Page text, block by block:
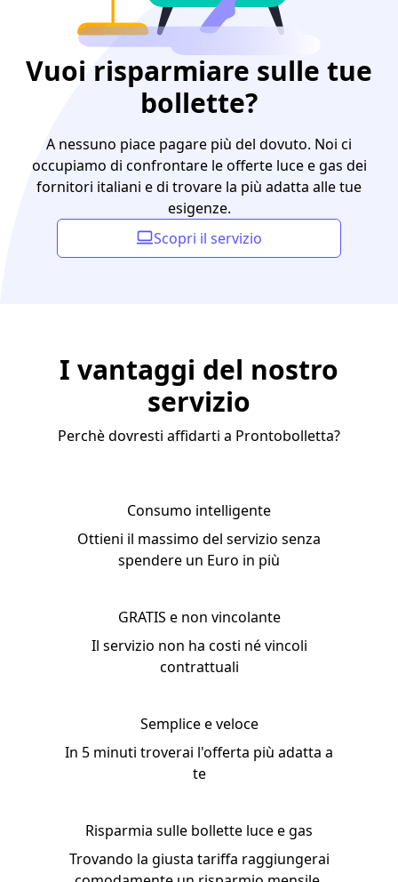
Vuoi risparmiare sulle tue
bollette?
A nessuno piace pagare più del dovuto. Noi ci
occupiamo di confrontare le offerte luce e gas dei
fornitori italiani e di trovare la più adatta alle tue
esigenze.
Scopri il servizio
I vantaggi del nostro
servizio
Perchè dovresti affidarti a Prontobolletta?
Consumo intelligente
Ottieni il massimo del servizio senza
spendere un Euro in più
GRATIS e non vincolante
Il servizio non ha costi né vincoli
contrattuali
Semplice e veloce
In 5 minuti troverai l'offerta più adatta a
te
Risparmia sulle bollette luce e gas
Trovando la giusta tariffa raggiungerai